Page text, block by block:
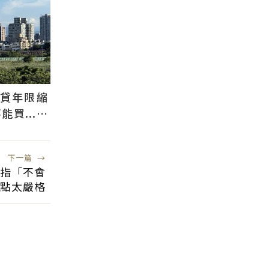
年限縮
買...條
下一篇 →
「不會
太嚴格